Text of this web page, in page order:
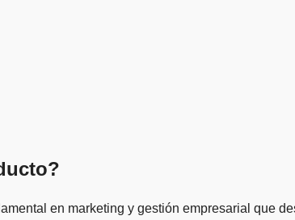
en marketing y gestión empresarial que